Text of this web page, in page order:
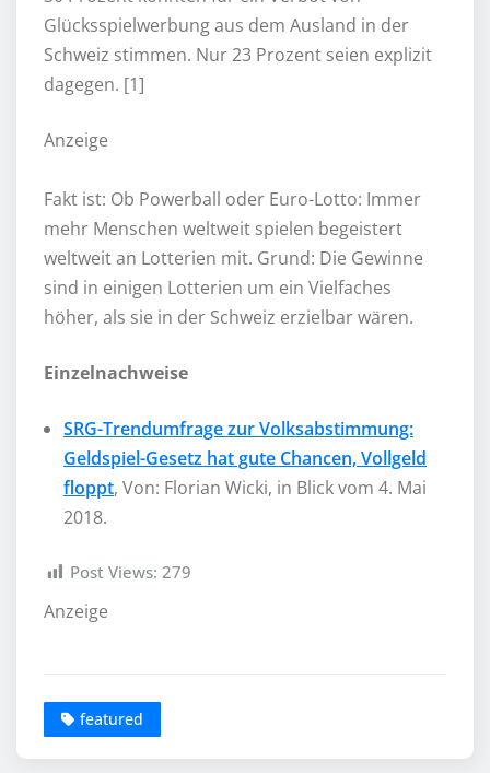
Glücksspielwerbung aus dem Ausland in der
Schweiz stimmen. Nur 23 Prozent seien explizit
dagegen. [1]
Anzeige
Fakt ist: Ob Powerball oder Euro-Lotto: Immer
mehr Menschen weltweit spielen begeistert
weltweit an Lotterien mit. Grund: Die Gewinne
sind in einigen Lotterien um ein Vielfaches
höher, als sie in der Schweiz erzielbar wären.
Einzelnachweise
SRG-Trendumfrage zur Volksabstimmung:
Geldspiel-Gesetz hat gute Chancen, Vollgeld
floppt, Von: Florian Wicki, in Blick vom 4. Mai
2018.
Post Views: 279
Anzeige
featured